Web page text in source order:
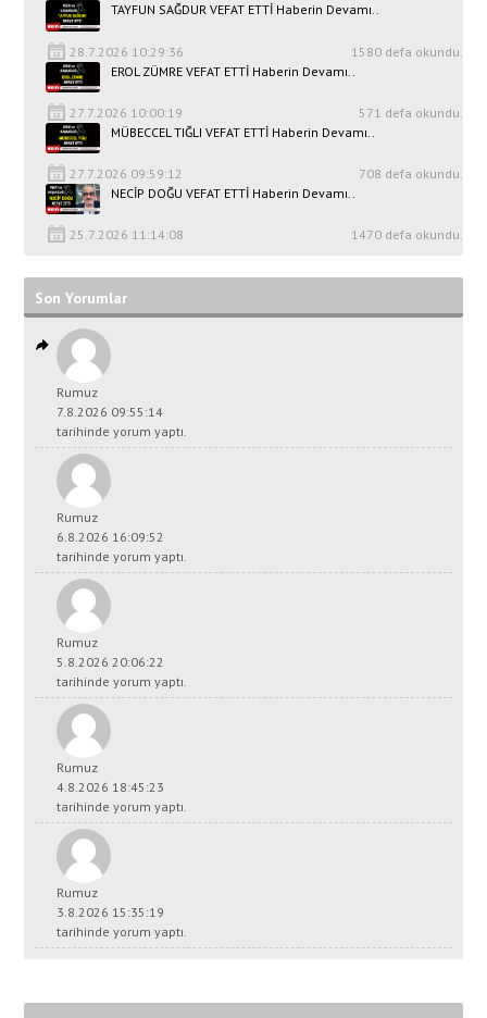
TAYFUN SAĞDUR VEFAT ETTİ Haberin Devamı..
28.7.2026 10:29:36
1580 defa okundu.
EROL ZÜMRE VEFAT ETTİ Haberin Devamı..
27.7.2026 10:00:19
571 defa okundu.
MÜBECCEL TIĞLI VEFAT ETTİ Haberin Devamı..
27.7.2026 09:59:12
708 defa okundu.
NECİP DOĞU VEFAT ETTİ Haberin Devamı..
25.7.2026 11:14:08 1470 defa okundu.
Son Yorumlar
Rumuz
7.8.2026 09:55:14
tarihinde yorum yaptı.
Rumuz
6.8.2026 16:09:52
tarihinde yorum yaptı.
Rumuz
5.8.2026 20:06:22
tarihinde yorum yaptı.
Rumuz
4.8.2026 18:45:23
tarihinde yorum yaptı.
Rumuz
3.8.2026 15:35:19
tarihinde yorum yaptı.